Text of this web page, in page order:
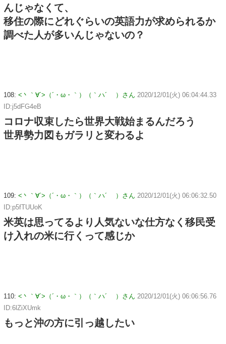
んじゃなくて、
移住の際にどれぐらいの英語力が求められるか
調べた人が多いんじゃないの？
108: <丶｀∀´>（´・ω・｀）（｀ハ´ ）さん 2020/12/01(火) 06:04:44.33
ID:j5dFG4eB
コロナ収束したら世界大戦始まるんだろう
世界勢力図もガラリと変わるよ
109: <丶｀∀´>（´・ω・｀）（｀ハ´ ）さん 2020/12/01(火) 06:06:32.50
ID:p5fTUUoK
米英は思ってるより人気ないな仕方なく移民受
け入れの米に行くって感じか
110: <丶｀∀´>（´・ω・｀）（｀ハ´ ）さん 2020/12/01(火) 06:06:56.76
ID:6lZiXUmk
もっと沖の方に引っ越したい